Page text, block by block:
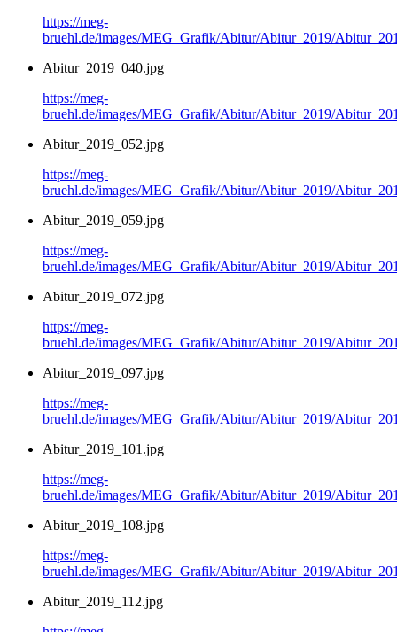
https://meg-
bruehl.de/images/MEG_Grafik/Abitur/Abitur_2019/
Abitur_2019_040.jpg
https://meg-
bruehl.de/images/MEG_Grafik/Abitur/Abitur_2019/
Abitur_2019_052.jpg
https://meg-
bruehl.de/images/MEG_Grafik/Abitur/Abitur_2019/
Abitur_2019_059.jpg
https://meg-
bruehl.de/images/MEG_Grafik/Abitur/Abitur_2019/
Abitur_2019_072.jpg
https://meg-
bruehl.de/images/MEG_Grafik/Abitur/Abitur_2019/
Abitur_2019_097.jpg
https://meg-
bruehl.de/images/MEG_Grafik/Abitur/Abitur_2019/
Abitur_2019_101.jpg
https://meg-
bruehl.de/images/MEG_Grafik/Abitur/Abitur_2019/
Abitur_2019_108.jpg
https://meg-
bruehl.de/images/MEG_Grafik/Abitur/Abitur_2019/
Abitur_2019_112.jpg